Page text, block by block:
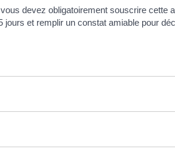
devez obligatoirement souscrire cette
et remplir un constat amiable pour